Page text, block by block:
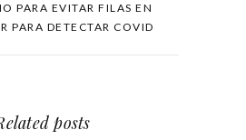
PARA EVITAR FILAS EN
PARA DETECTAR COVID
posts